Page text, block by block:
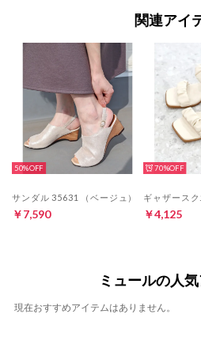
関連アイ
50%
サンダル 35631 （ベージュ）
￥7,590
70%
￥4,125
ミュールの人
現在おすすめアイテムはありません。